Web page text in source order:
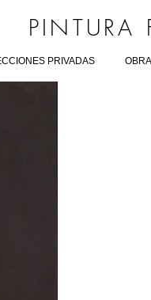
PINTURA
PRIVADAS